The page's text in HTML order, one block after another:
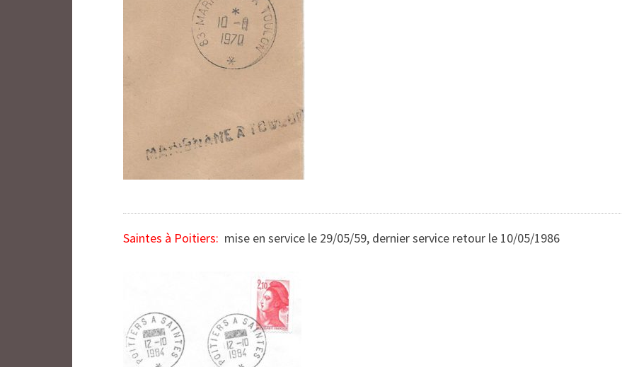
Saintes à Poitiers: mise en service le 29/05/59, dernier service retour le 10/05/1986